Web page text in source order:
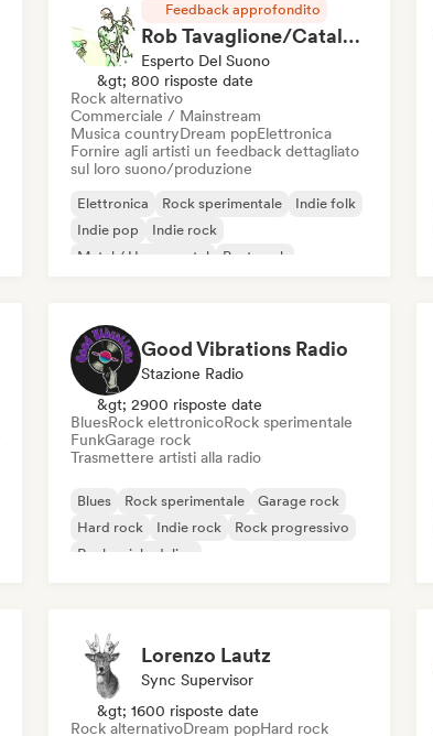
Feedback approfondito
Rob Tavaglione/Catalyst Recording
Esperto Del Suono
&gt; 800 risposte date
Rock alternativo
Commerciale / Mainstream
Musica countryDream popElettronica
Fornire agli artisti un feedback dettagliato
sul loro suono/produzione
Elettronica Rock sperimentale
Indie folk
Indie pop
Indie rock
Metal / Heavy metal
Post punk
Good Vibrations Radio
Stazione Radio
&gt; 2900 risposte date
BluesRock elettronicoRock sperimentale
FunkGarage rock
Trasmettere artisti alla radio
Blues Rock sperimentale
Garage rock
Hard rock
Indie rock
Rock progressivo
Rock psichedelico
Lorenzo Lautz
Sync Supervisor
&gt; 1600 risposte date
Rock alternativoDream popHard rock